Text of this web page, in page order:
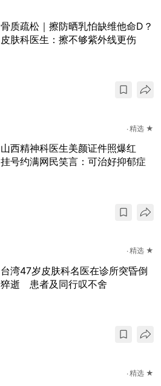
骨质疏松｜擦防晒乳怕缺维他命D？
皮肤科医生：擦不够紫外线更伤
精选 ★
山西精神科医生美颜证件照爆红
挂号约满网民笑言：可治好抑郁症
精选 ★
台湾47岁皮肤科名医在诊所突昏倒
猝逝 患者及同行叹不舍
精选 ★